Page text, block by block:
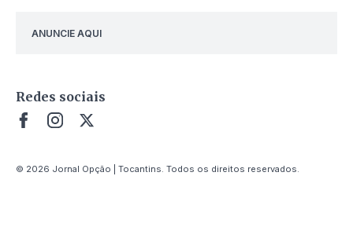
ANUNCIE AQUI
Redes sociais
© 2026 Jornal Opção | Tocantins. Todos os direitos reservados.